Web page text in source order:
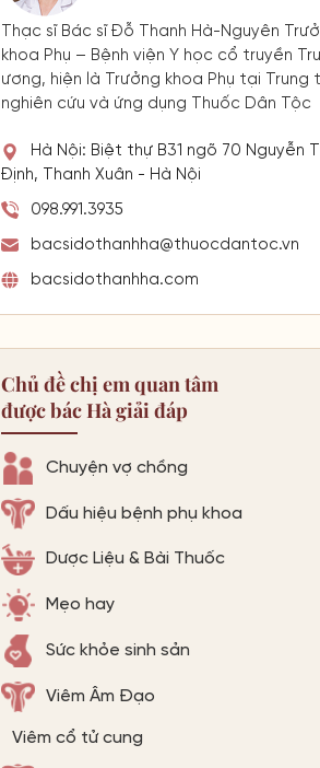
Thạc sĩ Bác sĩ Đỗ Thanh Hà-Nguyên
khoa Phụ – Bệnh viện Y học cổ truyền
ương, hiện là Trưởng khoa Phụ tại Trung
nghiên cứu và ứng dụng Thuốc Dân Tộc
Hà Nội: Biệt thự B31 ngõ 70 Nguyễn
Định, Thanh Xuân - Hà Nội
098.991.3935
bacsidothanhha@thuocdantoc.vn
bacsidothanhha.com
Chủ đề chị em quan tâm
được bác Hà giải đáp
Chuyện vợ chồng
Dấu hiệu bệnh phụ khoa
Dược Liệu & Bài Thuốc
Mẹo hay
Sức khỏe sinh sản
Viêm Âm Đạo
Viêm cổ tử cung